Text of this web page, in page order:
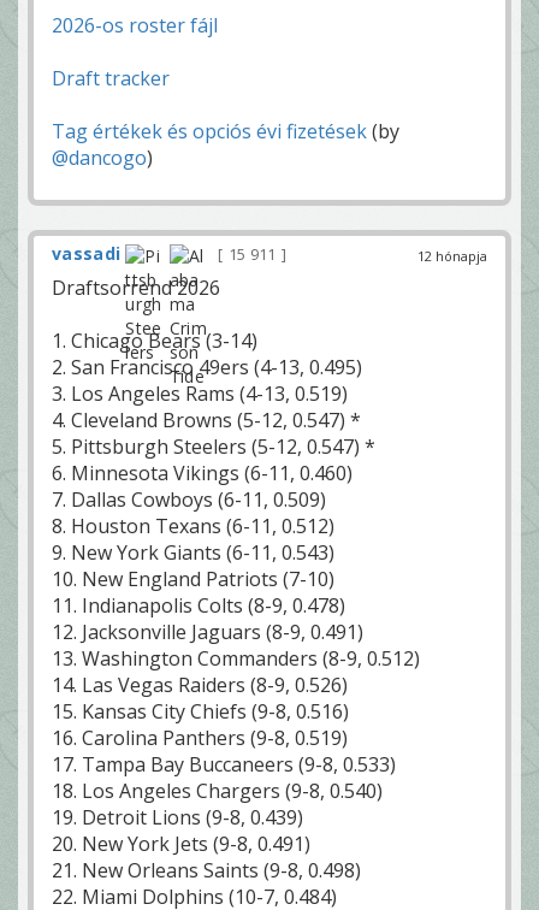
2026-os roster fájl
Draft tracker
Tag értékek és opciós évi fizetések(by
@dancogo)
12 hónapja
vassadi 15 911
Draftsorrend 2026
1. Chicago Bears (3-14)
2. San Francisco 49ers (4-13, 0.495)
3. Los Angeles Rams (4-13, 0.519)
4. Cleveland Browns (5-12, 0.547) *
5. Pittsburgh Steelers (5-12, 0.547) *
6. Minnesota Vikings (6-11, 0.460)
7. Dallas Cowboys (6-11, 0.509)
8. Houston Texans (6-11, 0.512)
9. New York Giants (6-11, 0.543)
10. New England Patriots (7-10)
11. Indianapolis Colts (8-9, 0.478)
12. Jacksonville Jaguars (8-9, 0.491)
13. Washington Commanders (8-9, 0.512)
14. Las Vegas Raiders (8-9, 0.526)
15. Kansas City Chiefs (9-8, 0.516)
16. Carolina Panthers (9-8, 0.519)
17. Tampa Bay Buccaneers (9-8, 0.533)
18. Los Angeles Chargers (9-8, 0.540)
19. Detroit Lions (9-8, 0.439)
20. New York Jets (9-8, 0.491)
21. New Orleans Saints (9-8, 0.498)
22. Miami Dolphins (10-7, 0.484)